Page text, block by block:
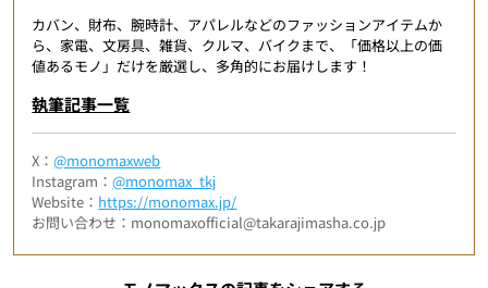
カバン、財布、腕時計、アパレルなどのファッションアイテムか
ら、家電、文房具、雑貨、クルマ、バイクまで、「価格以上の価
値あるモノ」だけを厳選し、多角的にお届けします！
執筆記事一覧
X：@monomaxweb
Instagram：@monomax_tkj
Website： https://monomax.jp/
お問い合わせ：monomaxofficial@takarajimasha.co.jp